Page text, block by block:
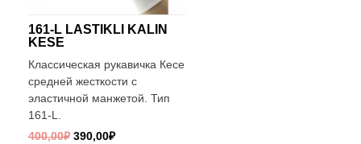
161-L LASTIKLI KALIN
KESE
Классическая рукавичка Кесе
средней жесткости с
эластичной манжетой. Тип
161-L.
400,00₽ 390,00₽